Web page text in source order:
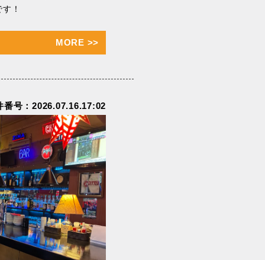
！
MORE >>
番号：2026.07.16.17:02